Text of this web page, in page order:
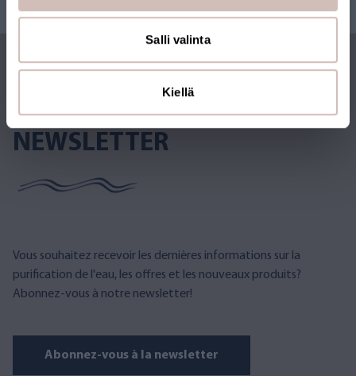
Salli valinta
Kiellä
ABONNEZ-VOUS À LA
NEWSLETTER
Vous souhaitez recevoir les dernières informations sur la
purification de l'eau, les offres et les nouveaux produits?
Abonnez-vous à notre newsletter!
Abonnez-vous à la newsletter